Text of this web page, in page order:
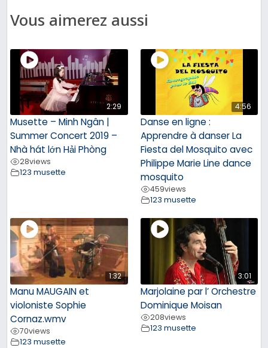
Vous aimerez aussi
2:29
Musette – Minh Ngân |
Summer Concert 2019 –
Nhà hát lớn Hải Phòng
28views
123 musette
4:56
Danse en ligne :
Apprendre à danser La
Fiesta del Mosquito avec
Philippe Marie Line dance
mosquito
459views
123 musette
1:32
Manu MAUGAIN et
violoniste Sophie
Cornaz.wmv
70views
123 musette
3:01
Marjolaine par l’ Orchestre
Dominique Moisan
208views
123 musette